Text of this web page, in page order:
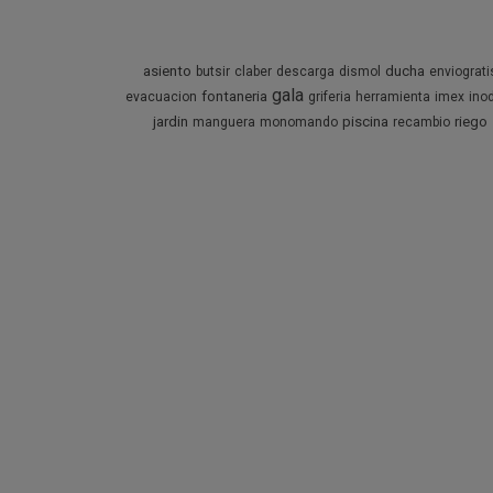
asiento butsir claber descarga dismol ducha
evacuacion fontaneria gala griferia herramienta imex
jardin manguera monomando piscina recambio riego